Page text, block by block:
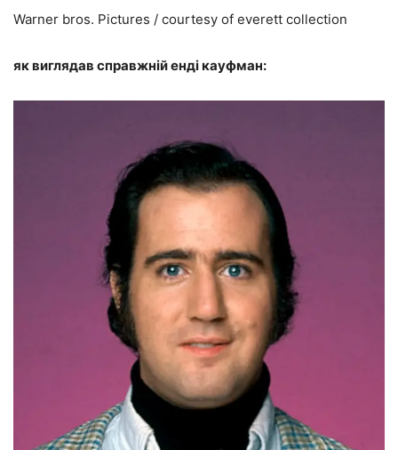
Warner bros. Pictures / courtesy of everett collection
як виглядав справжній енді кауфман: